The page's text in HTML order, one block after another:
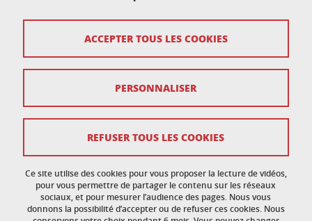
Ce site utilise des cookies pour vous proposer la lecture de vidéos,
pour vous permettre de partager le contenu sur les réseaux
sociaux, et pour mesurer l’audience des pages. Nous vous
donnons la possibilité d’accepter ou de refuser ces cookies. Nous
ACCEPTER TOUS LES COOKIES
REFUSER TOUS LES COOKIES
PERSONNALISER
Maison du doctorat Jean Kuntzmann
110 rue de la Chimie 38400 Saint-Martin-d'Hères
France
Données personnelles
Crédits
Politique des cookies